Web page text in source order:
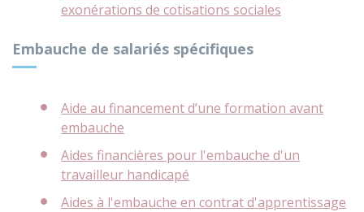
exonérations de cotisations sociales
Embauche de salariés spécifiques
Aide au financement d’une formation avant
embauche
Aides financières pour l'embauche d'un
travailleur handicapé
Aides à l'embauche en contrat d'apprentissage